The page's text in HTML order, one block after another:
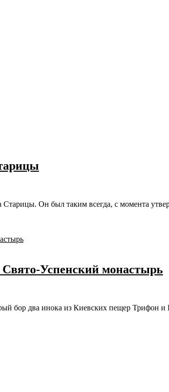
Он был таким всегда, с момента
Успенский монастырь
бор два инока из Киевских пещер Трифон и